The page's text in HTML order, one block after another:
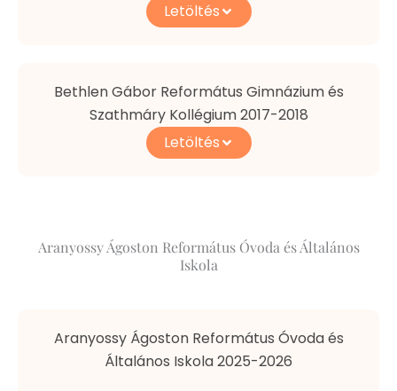
Letöltés
Bethlen Gábor Református Gimnázium és
Szathmáry Kollégium 2017-2018
Letöltés
Aranyossy Ágoston Református Óvoda és Általános
Iskola
Aranyossy Ágoston Református Óvoda és
Általános Iskola 2025-2026